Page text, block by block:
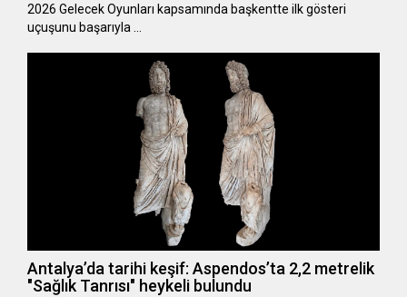
2026 Gelecek Oyunları kapsamında başkentte ilk gösteri
uçuşunu başarıyla …
Antalya’da tarihi keşif: Aspendos’ta 2,2 metrelik
"Sağlık Tanrısı" heykeli bulundu